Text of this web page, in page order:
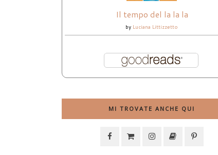
Il tempo del la la la
by Luciana Littizzetto
MI TROVATE ANCHE QUI